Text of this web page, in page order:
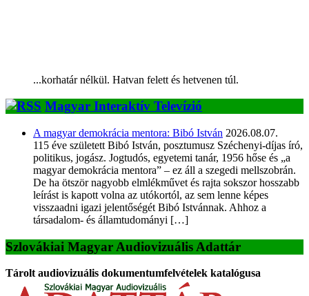
...korhatár nélkül. Hatvan felett és hetvenen túl.
Magyar Interaktív Televízió
A magyar demokrácia mentora: Bibó István 2026.08.07.
115 éve született Bibó István, posztumusz Széchenyi-díjas író,
politikus, jogász. Jogtudós, egyetemi tanár, 1956 hőse és „a
magyar demokrácia mentora” – ez áll a szegedi mellszobrán.
De ha ötször nagyobb elmlékművet és rajta sokszor hosszabb
leírást is kapott volna az utókortól, az sem lenne képes
visszaadni igazi jelentőségét Bibó Istvánnak. Ahhoz a
társadalom- és államtudományi […]
Szlovákiai Magyar Audiovizuális Adattár
Tárolt audiovizuális dokumentumfelvételek katalógusa